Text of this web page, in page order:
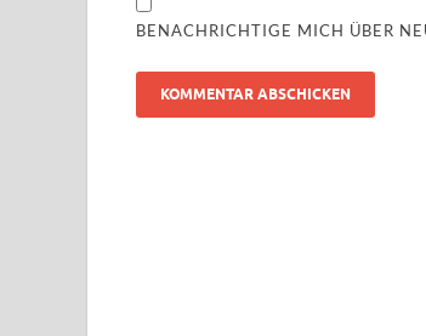
BENACHRICHTIGE MICH ÜBER